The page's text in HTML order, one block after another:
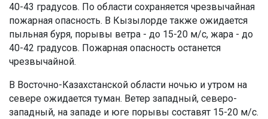
40-43 градусов. По области сохраняется чрезвычайная
пожарная опасность. В Кызылорде также ожидается
пыльная буря, порывы ветра - до 15-20 м/с, жара - до
40-42 градусов. Пожарная опасность останется
чрезвычайной.
В Восточно-Казахстанской области ночью и утром на
севере ожидается туман. Ветер западный, северо-
западный, на западе и юге порывы составят 15-20 м/с.